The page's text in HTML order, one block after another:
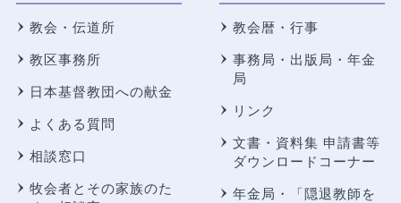
教会・伝道所
教区事務所
日本基督教団への献金
よくある質問
相談窓口
牧会者とその家族のた
教会暦・行事
事務局・出版局・年金
局
リンク
文書・資料集 申請書等
ダウンロードコーナー
年金局・ 「隠退教師を